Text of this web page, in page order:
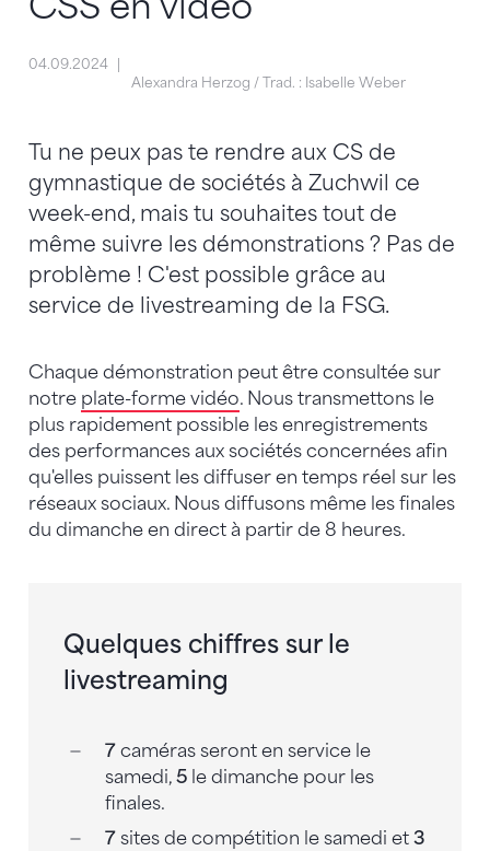
04.09.2024
Alexandra Herzog / Trad. : Isabelle Weber
Tu ne peux pas te rendre aux CS de
gymnastique de sociétés à Zuchwil ce
week-end, mais tu souhaites tout de
même suivre les démonstrations ? Pas de
problème ! C'est possible grâce au
service de livestreaming de la FSG.
Chaque démonstration peut être consultée sur
notre plate-forme vidéo. Nous transmettons le
plus rapidement possible les enregistrements
des performances aux sociétés concernées afin
qu'elles puissent les diffuser en temps réel sur les
réseaux sociaux. Nous diffusons même les finales
du dimanche en direct à partir de 8 heures.
Quelques chiffres sur le
livestreaming
7caméras seront en service le
samedi, 5le dimanche pour les
finales.
7sites de compétition le samedi et 3